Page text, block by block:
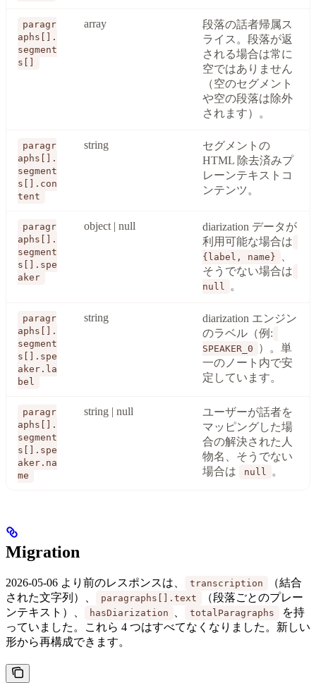
paragr
aphs[].
segment
s[]
array
段落の話者帰属ス
ライス。段落が返
される場合は常に
空ではありません
（空のセグメント
や空の段落は除外
されます）。
paragr
aphs[].
segment
s[].con
tent
string
セグメントの
HTML 除去済みプ
レーンテキストコ
ンテンツ。
paragr
aphs[].
segment
s[].spe
aker
object | null
diarization データが
利用可能な場合は
{label, name}
そうでない場合は
null 。
paragr
aphs[].
segment
s[].spe
aker.la
bel
string
diarization エンジン
のラベル（例:
SPEAKER_0
）。単
一のノート内で安
定しています。
paragr
aphs[].
segment
s[].spe
aker.na
me
string | null
ユーザーが話者を
マッピングした場
合の解決された人
物名、そうでない
場合は
null 。
Migration
2026-05-06 より前のレスポンスは、 transcription
（結合
された文字列）、
paragraphs[].text
（段落ごとのプレー
ンテキスト）、
hasDiarization totalParagraphs
を持
っていました。これら 4 つはすべてなくなりました。新しい
形から再構成できます。